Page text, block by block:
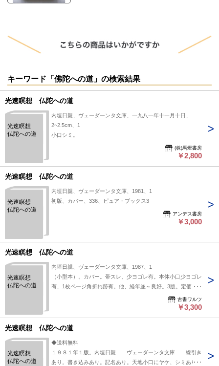
キーワード「佛陀への道」の検索結果
光速瞑想 仏陀への道
光速瞑想
仏陀への道
内垣日親、ヴェーダーンタ文庫、一九八一年十一月十日、
2~2.5cm、1
小口シミ。
(株)馬燈書房
￥2,800
光速瞑想 仏陀への道
光速瞑想
仏陀への道
内垣日親、ヴェーダーンタ文庫、1981、1
初版、カバー、336、ピュア・ブックス3
アンデス書房
￥3,000
光速瞑想 仏陀への道
光速瞑想
仏陀への道
内垣日親、ヴェーダーンタ文庫、1987、1
（小型本）。カバー。帯スレ、少ヨゴレ有。本体小口少ヨゴレ
有、1枚ページ角折れ跡有。他、経年並～良好。3版。定価
古書ワルツ
￥3,300
光速瞑想 仏陀への道
光速瞑想
仏陀への道
◆送料無料
１９８１年１版。内垣日親 ヴェーダーンタ文庫 線引き
あり。書き込みあり。記名あり。天地小口にヤケ、シミあり。